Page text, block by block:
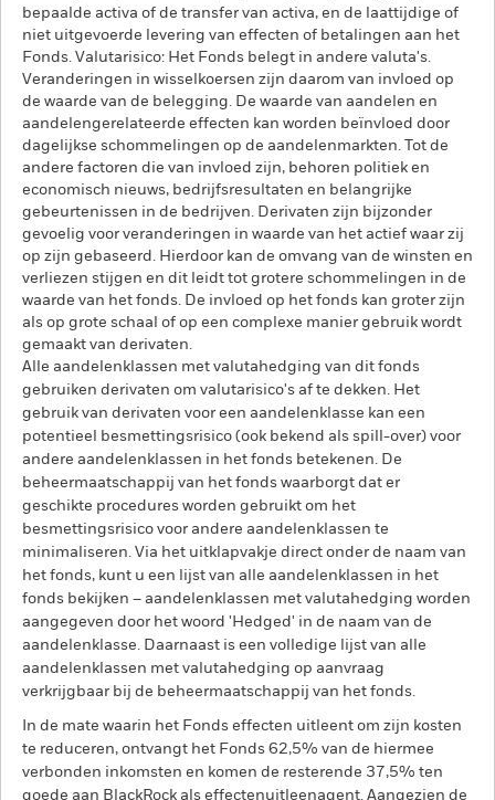
bepaalde activa of de transfer van activa, en de laattijdige of
niet uitgevoerde levering van effecten of betalingen aan het
Fonds. Valutarisico: Het Fonds belegt in andere valuta's.
Veranderingen in wisselkoersen zijn daarom van invloed op
de waarde van de belegging. De waarde van aandelen en
aandelengerelateerde effecten kan worden beïnvloed door
dagelijkse schommelingen op de aandelenmarkten. Tot de
andere factoren die van invloed zijn, behoren politiek en
economisch nieuws, bedrijfsresultaten en belangrijke
gebeurtenissen in de bedrijven. Derivaten zijn bijzonder
gevoelig voor veranderingen in waarde van het actief waar zij
op zijn gebaseerd. Hierdoor kan de omvang van de winsten en
verliezen stijgen en dit leidt tot grotere schommelingen in de
waarde van het fonds. De invloed op het fonds kan groter zijn
als op grote schaal of op een complexe manier gebruik wordt
gemaakt van derivaten.
Alle aandelenklassen met valutahedging van dit fonds
gebruiken derivaten om valutarisico's af te dekken. Het
gebruik van derivaten voor een aandelenklasse kan een
potentieel besmettingsrisico (ook bekend als spill-over) voor
andere aandelenklassen in het fonds betekenen. De
beheermaatschappij van het fonds waarborgt dat er
geschikte procedures worden gebruikt om het
besmettingsrisico voor andere aandelenklassen te
minimaliseren. Via het uitklapvakje direct onder de naam van
het fonds, kunt u een lijst van alle aandelenklassen in het
fonds bekijken – aandelenklassen met valutahedging worden
aangegeven door het woord 'Hedged' in de naam van de
aandelenklasse. Daarnaast is een volledige lijst van alle
aandelenklassen met valutahedging op aanvraag
verkrijgbaar bij de beheermaatschappij van het fonds.
In de mate waarin het Fonds effecten uitleent om zijn kosten
te reduceren, ontvangt het Fonds 62,5% van de hiermee
verbonden inkomsten en komen de resterende 37,5% ten
goede aan BlackRock als effectenuitleenagent. Aangezien de